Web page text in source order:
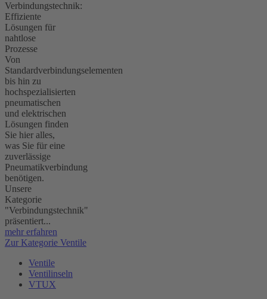
Verbindungstechnik:
Effiziente
Lösungen für
nahtlose
Prozesse
Von
Standardverbindungselementen
bis hin zu
hochspezialisierten
pneumatischen
und elektrischen
Lösungen finden
Sie hier alles,
was Sie für eine
zuverlässige
Pneumatikverbindung
benötigen.
Unsere
Kategorie
"Verbindungstechnik"
präsentiert...
mehr erfahren
Zur Kategorie Ventile
Ventile
Ventilinseln
VTUX